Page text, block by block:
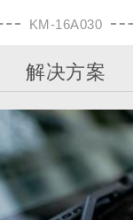
KM-16A030
解决方案